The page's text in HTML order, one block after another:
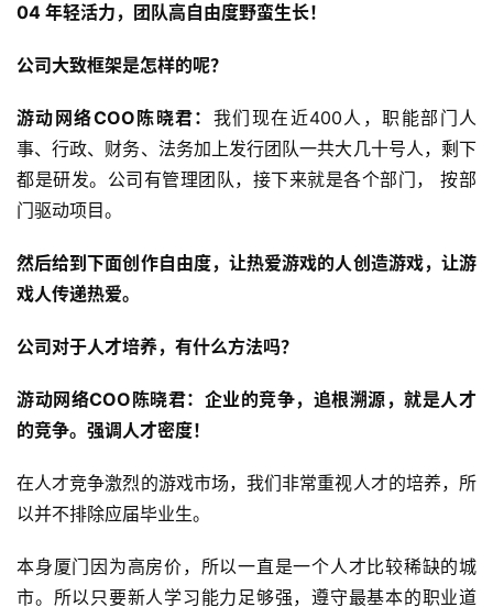
海
站
中
文
(
国
)
04 年轻活力，团队高自由度野蛮生长！
公司大致框架是怎样的呢？
游动网络COO陈晓君： 我们现在近400人，职能部门人
事、行政、财务、法务加上发行团队一共大几十号人，剩下
都是研发。公司有管理团队，接下来就是各个部门， 按部
门驱动项目。
然后给到下面创作自由度，让热爱游戏的人创造游戏，让游
戏人传递热爱。
公司对于人才培养，有什么方法吗？
游动网络COO陈晓君：企业的竞争，追根溯源，就是人才
的竞争。强调人才密度！
在人才竞争激烈的游戏市场，我们非常重视人才的培养，所
以并不排除应届毕业生。
本身厦门因为高房价，所以一直是一个人才比较稀缺的城
市。所以只要新人学习能力足够强，遵守最基本的职业道